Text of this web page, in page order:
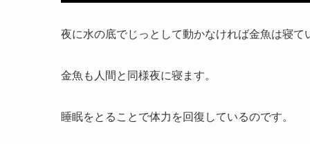
夜に水の底でじっとして動かなければ金魚は寝て
金魚も人間と同様夜に寝ます。
睡眠をとることで体力を回復しているのです。